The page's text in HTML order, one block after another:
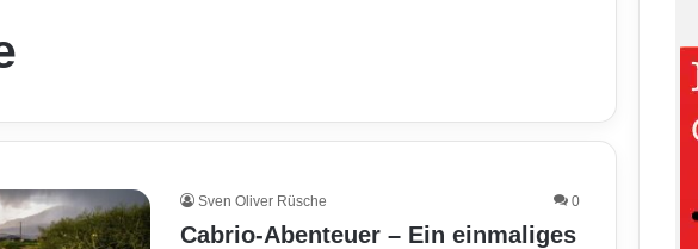
Sven Oliver Rüsche 0
Cabrio-Abenteuer – Ein einmaliges